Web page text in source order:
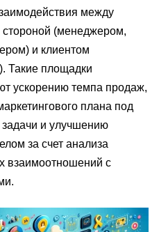
между
(менеджером,
и клиентом
Такие площадки
ускорению темпа продаж,
плана под
задачи и улучшению
за счет анализа
взаимоотношений с